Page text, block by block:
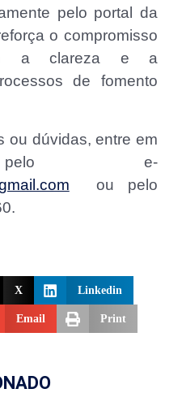
pelo portal da
o compromisso
a clareza e a
de fomento
ou dúvidas, entre em
pelo e-
ou pelo
X Linkedin
Email Print